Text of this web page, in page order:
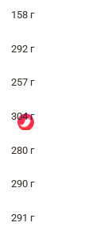
158 г
292 г
257 г
304 г
280 г
290 г
291 г